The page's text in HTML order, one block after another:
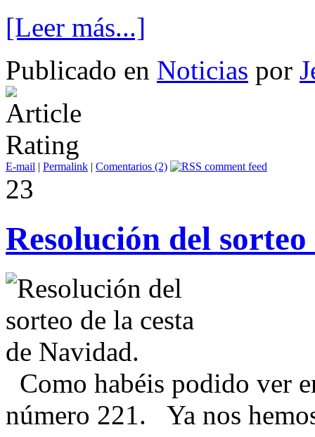
[Leer más...]
Publicado en Noticias por
E-mail | Permalink | Comentarios (2)
23
Resolución del
Como habéis podido ver
número 221. Ya nos